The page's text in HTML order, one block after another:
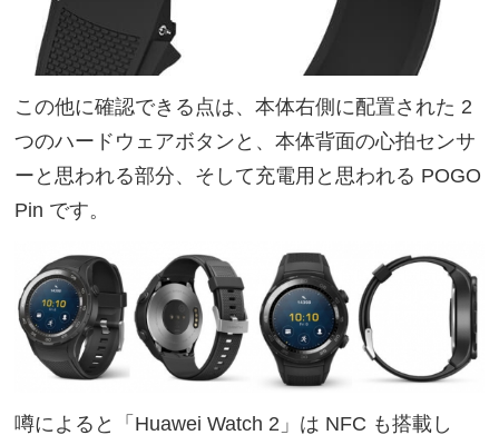
この他に確認できる点は、本体右側に配置された 2
つのハードウェアボタンと、本体背面の心拍センサ
ーと思われる部分、そして充電用と思われる POGO
Pin です。
噂によると「Huawei Watch 2」は NFC も搭載し